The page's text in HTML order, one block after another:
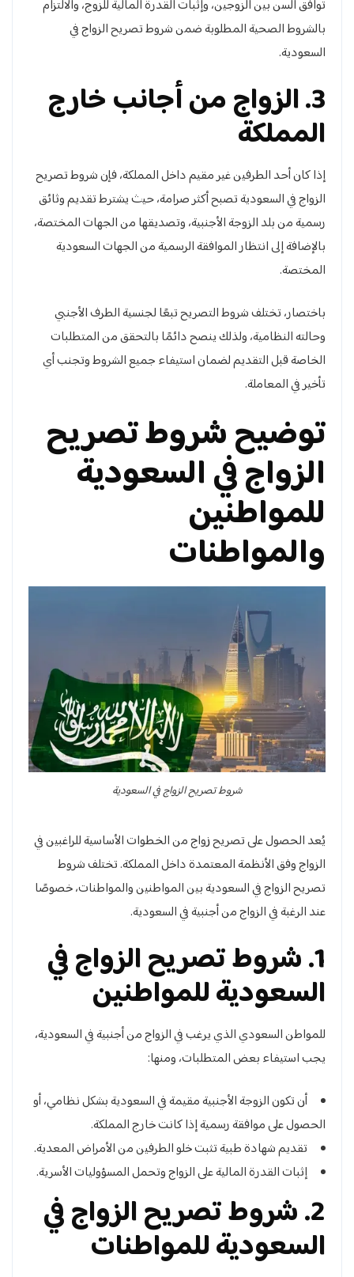
توافق السن بين الزوجين، وإثبات القدرة المالية للزوج، والالتزام
بالشروط الصحية المطلوبة ضمن شروط تصريح الزواج في
السعودية.
3. الزواج من أجانب خارج
المملكة
إذا كان أحد الطرفين غير مقيم داخل المملكة، فإن شروط تصريح
الزواج في السعودية تصبح أكثر صرامة، حيث يشترط تقديم وثائق
رسمية من بلد الزوجة الأجنبية، وتصديقها من الجهات المختصة،
بالإضافة إلى انتظار الموافقة الرسمية من الجهات السعودية
المختصة.
باختصار، تختلف شروط التصريح تبعًا لجنسية الطرف الأجنبي
وحالته النظامية، ولذلك ينصح دائمًا بالتحقق من المتطلبات
الخاصة قبل التقديم لضمان استيفاء جميع الشروط وتجنب أي
تأخير في المعاملة.
توضيح شروط تصريح
الزواج في السعودية
للمواطنين
والمواطنات
شروط تصريح الزواج في السعودية
يُعد الحصول على تصريح زواج من الخطوات الأساسية للراغبين في
الزواج وفق الأنظمة المعتمدة داخل المملكة. تختلف شروط
تصريح الزواج في السعودية بين المواطنين والمواطنات، خصوصًا
عند الرغبة في الزواج من أجنبية في السعودية.
1. شروط تصريح الزواج في
السعودية للمواطنين
للمواطن السعودي الذي يرغب في الزواج من أجنبية في السعودية،
يجب استيفاء بعض المتطلبات، ومنها:
أن تكون الزوجة الأجنبية مقيمة في السعودية بشكل نظامي، أو
الحصول على موافقة رسمية إذا كانت خارج المملكة.
تقديم شهادة طبية تثبت خلو الطرفين من الأمراض المعدية.
إثبات القدرة المالية على الزواج وتحمل المسؤوليات الأسرية.
2. شروط تصريح الزواج في
السعودية للمواطنات